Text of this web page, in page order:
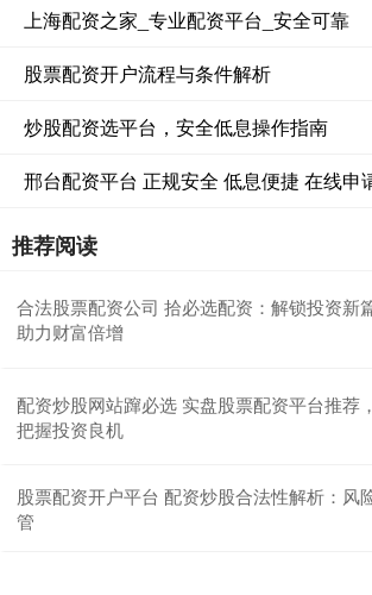
上海配资之家_专业配资平台_安全可靠
股票配资开户流程与条件解析
炒股配资选平台，安全低息操作指南
邢台配资平台 正规安全 低息便捷 在线申
推荐阅读
合法股票配资公司 拾必选配资：解锁投资新
助力财富倍增
配资炒股网站蹿必选 实盘股票配资平台推荐
把握投资良机
股票配资开户平台 配资炒股合法性解析：风
管